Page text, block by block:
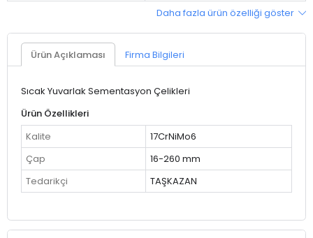
Daha fazla ürün özelliği göster
Ürün Açıklaması Firma Bilgileri
Sıcak Yuvarlak Sementasyon Çelikleri
Ürün Özellikleri
Kalite
17CrNiMo6
Çap
16-260 mm
Tedarikçi
TAŞKAZAN